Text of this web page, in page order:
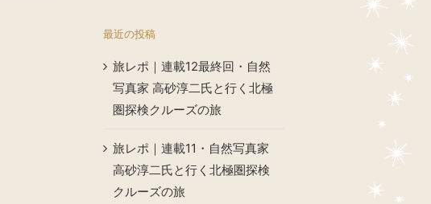
最近の投稿
旅レポ｜連載12最終回・自然
写真家 高砂淳二氏と行く北極
圏探検クルーズの旅
旅レポ｜連載11・自然写真家
高砂淳二氏と行く北極圏探検
クルーズの旅